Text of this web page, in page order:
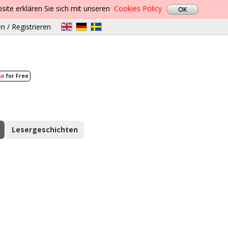
erklären Sie sich mit unseren Cookies Policy
/ Registrieren
for Free
Lesergeschichten